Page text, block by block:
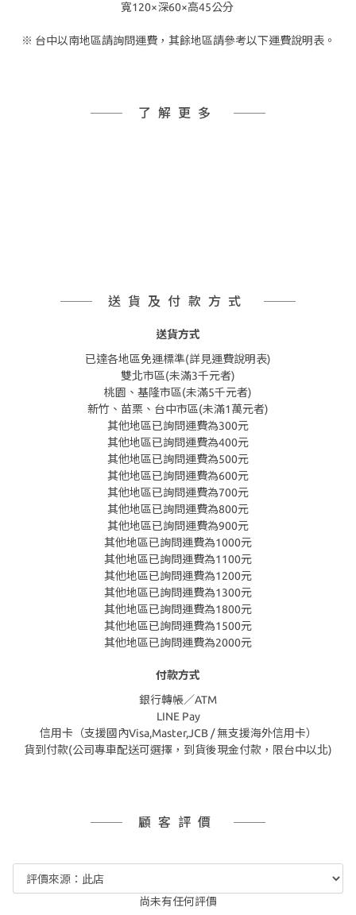
寬120×深60×高45公分
※ 台中以南地區請詢問運費，其餘地區請參考以下運費說明表。
了解更多
送貨及付款方式
送貨方式
已達各地區免運標準(詳見運費說明表)
雙北市區(未滿3千元者)
桃園、基隆市區(未滿5千元者)
新竹、苗栗、台中市區(未滿1萬元者)
其他地區已詢問運費為300元
其他地區已詢問運費為400元
其他地區已詢問運費為500元
其他地區已詢問運費為600元
其他地區已詢問運費為700元
其他地區已詢問運費為800元
其他地區已詢問運費為900元
其他地區已詢問運費為1000元
其他地區已詢問運費為1100元
其他地區已詢問運費為1200元
其他地區已詢問運費為1300元
其他地區已詢問運費為1800元
其他地區已詢問運費為1500元
其他地區已詢問運費為2000元
付款方式
銀行轉帳／ATM
LINE Pay
信用卡（支援國內Visa,Master,JCB / 無支援海外信用卡）
貨到付款(公司專車配送可選擇，到貨後現金付款，限台中以北)
顧客評價
尚未有任何評價